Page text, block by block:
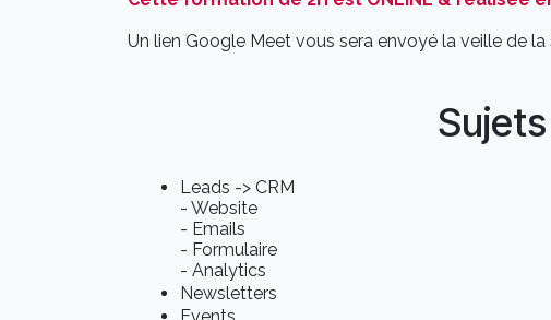
Un lien Google Meet vous sera envoyé la veille de la
Leads -> CRM
- Website
- Emails
- Formulaire
- Analytics
Newsletters